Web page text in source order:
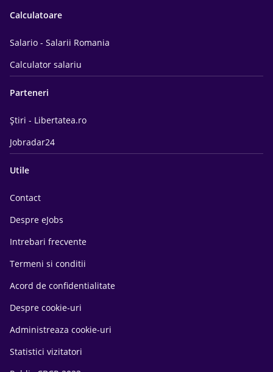
Calculatoare
Salario - Salarii Romania
Calculator salariu
Parteneri
Știri - Libertatea.ro
Jobradar24
Utile
Contact
Despre eJobs
Intrebari frecvente
Termeni si conditii
Acord de confidentialitate
Despre cookie-uri
Administreaza cookie-uri
Statistici vizitatori